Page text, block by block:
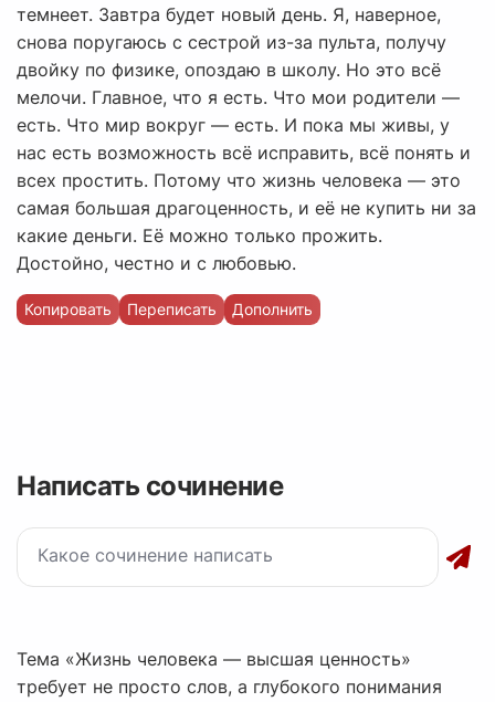
темнеет. Завтра будет новый день. Я, наверное,
снова поругаюсь с сестрой из-за пульта, получу
двойку по физике, опоздаю в школу. Но это всё
мелочи. Главное, что я есть. Что мои родители —
есть. Что мир вокруг — есть. И пока мы живы, у
нас есть возможность всё исправить, всё понять и
всех простить. Потому что жизнь человека — это
самая большая драгоценность, и её не купить ни за
какие деньги. Её можно только прожить.
Достойно, честно и с любовью.
Копировать Переписать Дополнить
Написать сочинение
Тема «Жизнь человека — высшая ценность»
требует не просто слов, а глубокого понимания